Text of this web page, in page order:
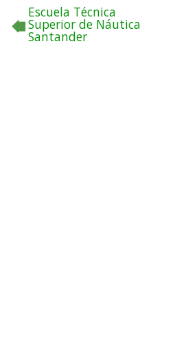
Escuela Técnica
Superior de Náutica
Santander